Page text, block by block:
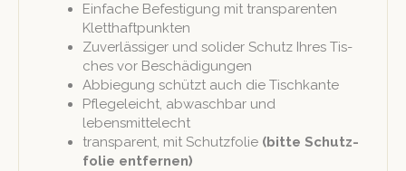
Ein­fache Befes­ti­gung mit trans­par­enten
Kletthaftpunkten
Zuver­läs­siger und solid­er Schutz Ihres Tis­
ches vor Beschädigungen
Abbiegung schützt auch die Tischkante
Pflegele­icht, abwaschbar und
lebensmittelecht
trans­par­ent, mit Schutz­folie (bitte Schutz­
folie entfernen)